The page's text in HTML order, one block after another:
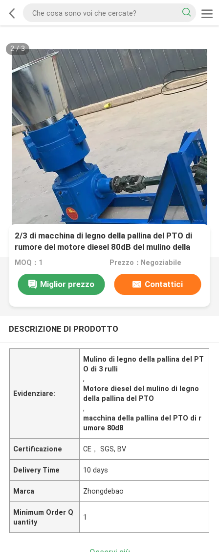
2/3
2/3 di macchina di legno della pallina del PTO di
rumore del motore diesel 80dB del mulino della
pallina del PTO del rullo
MOQ：1 Prezzo：Negoziabile
Miglior prezzo Contattici
DESCRIZIONE DI PRODOTTO
Evidenziare:
Mulino di legno della pallina del PT
O di 3 rulli
,
Motore diesel del mulino di legno
della pallina del PTO
,
macchina della pallina del PTO di r
umore 80dB
Certificazione CE， SGS, BV
Delivery Time 10 days
Marca Zhongdebao
Minimum Order Q
uantity
1